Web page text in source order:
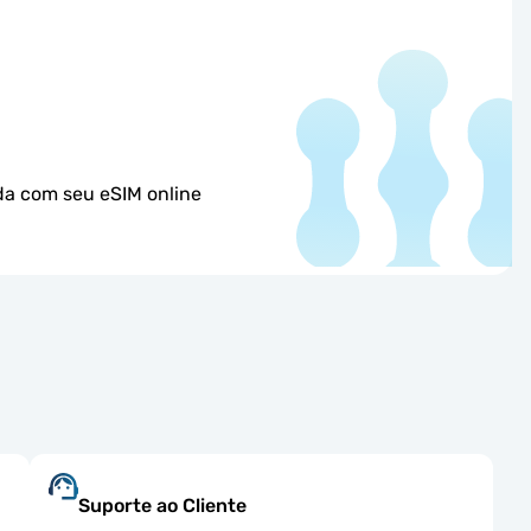
com seu eSIM online
Suporte ao Cliente